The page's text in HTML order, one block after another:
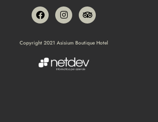
Copyright 2021 Asisium Boutique Hotel